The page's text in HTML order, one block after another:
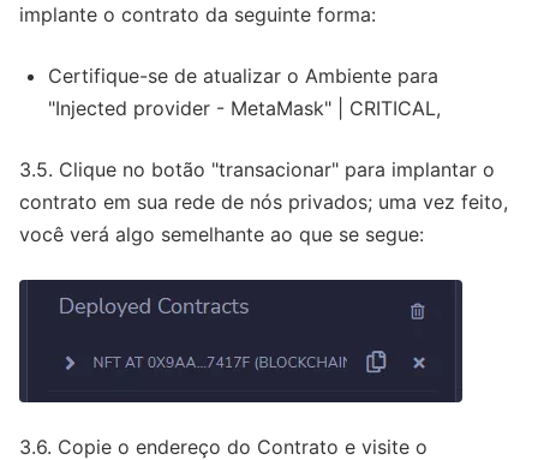
implante o contrato da seguinte forma:
Certifique-se de atualizar o Ambiente para
"Injected provider - MetaMask" | CRITICAL,
3.5. Clique no botão "transacionar" para implantar o
contrato em sua rede de nós privados; uma vez feito,
você verá algo semelhante ao que se segue:
3.6. Copie o endereço do Contrato e visite o